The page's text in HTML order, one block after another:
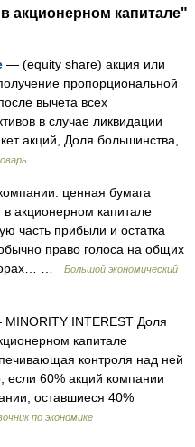
акционерном капитале"
— (equity share) акция или
пропорциональной
вычета всех
в случае ликвидации
акций, Доля большинства,
ценная бумага
акционерном капитале
часть прибыли и остатка
право голоса на общих
…
Большой экономический
INTEREST Доля
капитале
контроля над ней
60% акций компании
оставшиеся 40%
по экономике